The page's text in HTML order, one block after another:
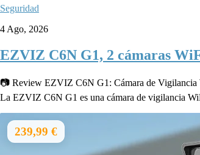
Seguridad
4 Ago, 2026
EZVIZ C6N G1, 2 cámaras
📷 Review EZVIZ C6N G1: Cámara de Vigilancia
La EZVIZ C6N G1 es una cámara de vigilancia
239,99 €